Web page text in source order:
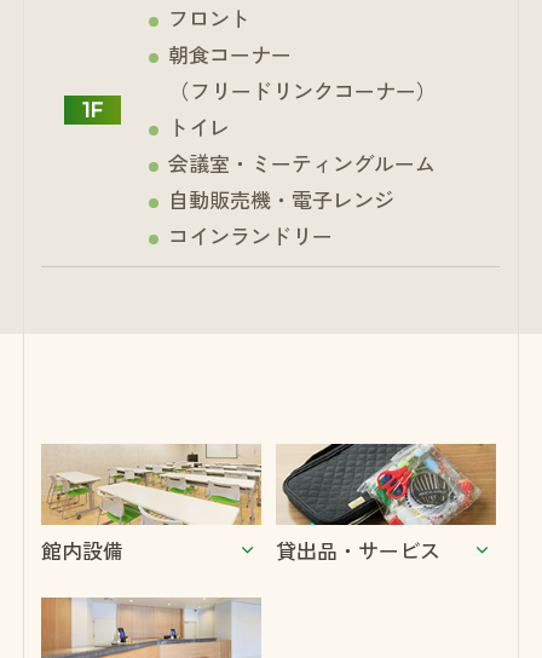
1F
フロント
朝食コーナー
（フリードリンクコーナー）
トイレ
会議室・ミーティングルーム
自動販売機・電子レンジ
コインランドリー
館内設備 貸出品・サービス